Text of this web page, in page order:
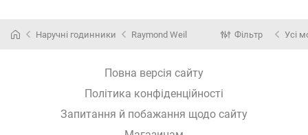
Наручні годинники Raymond Weil Фільтр Усі
Повна версія сайту
Політика конфіденційності
Запитання й побажання щодо сайту